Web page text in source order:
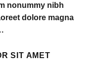
nonummy nibh
dolore magna
SIT AMET